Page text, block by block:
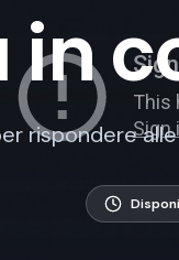
in
rispondere